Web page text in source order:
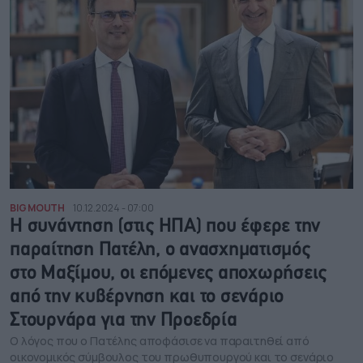
BIG MOUTH 10.12.2024 - 07:00
Η συνάντηση (στις ΗΠΑ) που έφερε την
παραίτηση Πατέλη, ο ανασχηματισμός
στο Μαξίμου, οι επόμενες αποχωρήσεις
από την κυβέρνηση και το σενάριο
Στουρνάρα για την Προεδρία
Ο λόγος που ο Πατέλης αποφάσισε να παραιτηθεί από
οικονομικός σύμβουλος του πρωθυπουργού και το σενάριο